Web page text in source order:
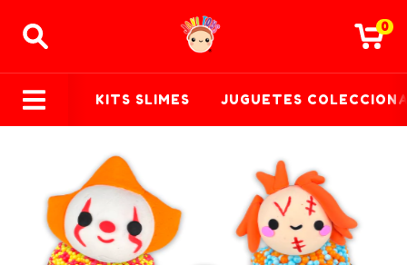
0
KITS SLIMES JUGUETES